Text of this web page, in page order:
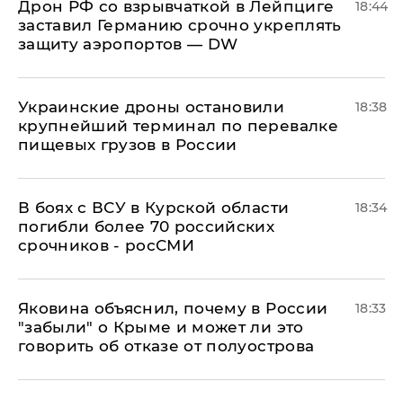
​Дрон РФ со взрывчаткой в Лейпциге
заставил Германию срочно укреплять
защиту аэропортов — DW
18:44
Украинские дроны остановили
крупнейший терминал по перевалке
пищевых грузов в России
18:38
В боях с ВСУ в Курской области
погибли более 70 российских
срочников - росСМИ
18:34
Яковина объяснил, почему в России
"забыли" о Крыме и может ли это
говорить об отказе от полуострова
18:33